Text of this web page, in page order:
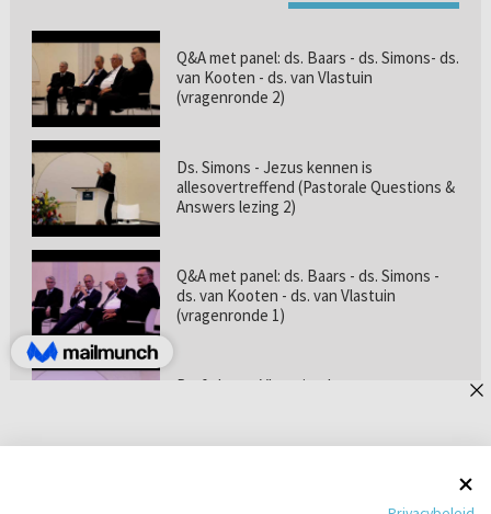
Q&A met panel: ds. Baars - ds. Simons- ds.
van Kooten - ds. van Vlastuin
(vragenronde 2)
Ds. Simons - Jezus kennen is
allesovertreffend (Pastorale Questions &
Answers lezing 2)
Q&A met panel: ds. Baars - ds. Simons -
ds. van Kooten - ds. van Vlastuin
(vragenronde 1)
Prof. dr. van Vlastuin - Is